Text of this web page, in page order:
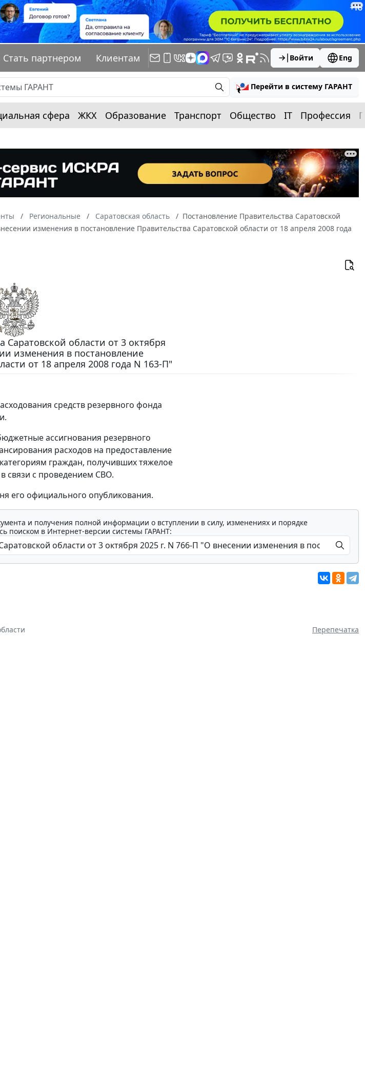
Стать партнером Клиентам Войти Eng
Перейти в систему ГАРАНТ
сфера ЖКХ Образование Транспорт Общество IT Профессия
Региональные Саратовская область
Постановление Правительства Саратовской
изменения в постановление Правительства Саратовской области от 18 апреля 2008 года
Саратовской области от 3 октября
изменения в постановление
от 18 апреля 2008 года N 163-П"
средств резервного фонда
ассигнования резервного
расходов на предоставление
граждан, получивших тяжелое
связи с проведением СВО.
его официального опубликования.
и получения полной информации о вступлении в силу, изменениях и порядке
поиском в Интернет-версии системы ГАРАНТ:
Перепечатка